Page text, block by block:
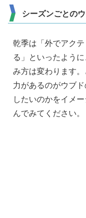
シーズンごとの
乾季は「外でアク
る」といったよう
み方は変わります
力があるのがウブ
したいのかをイメ
んでみてください。